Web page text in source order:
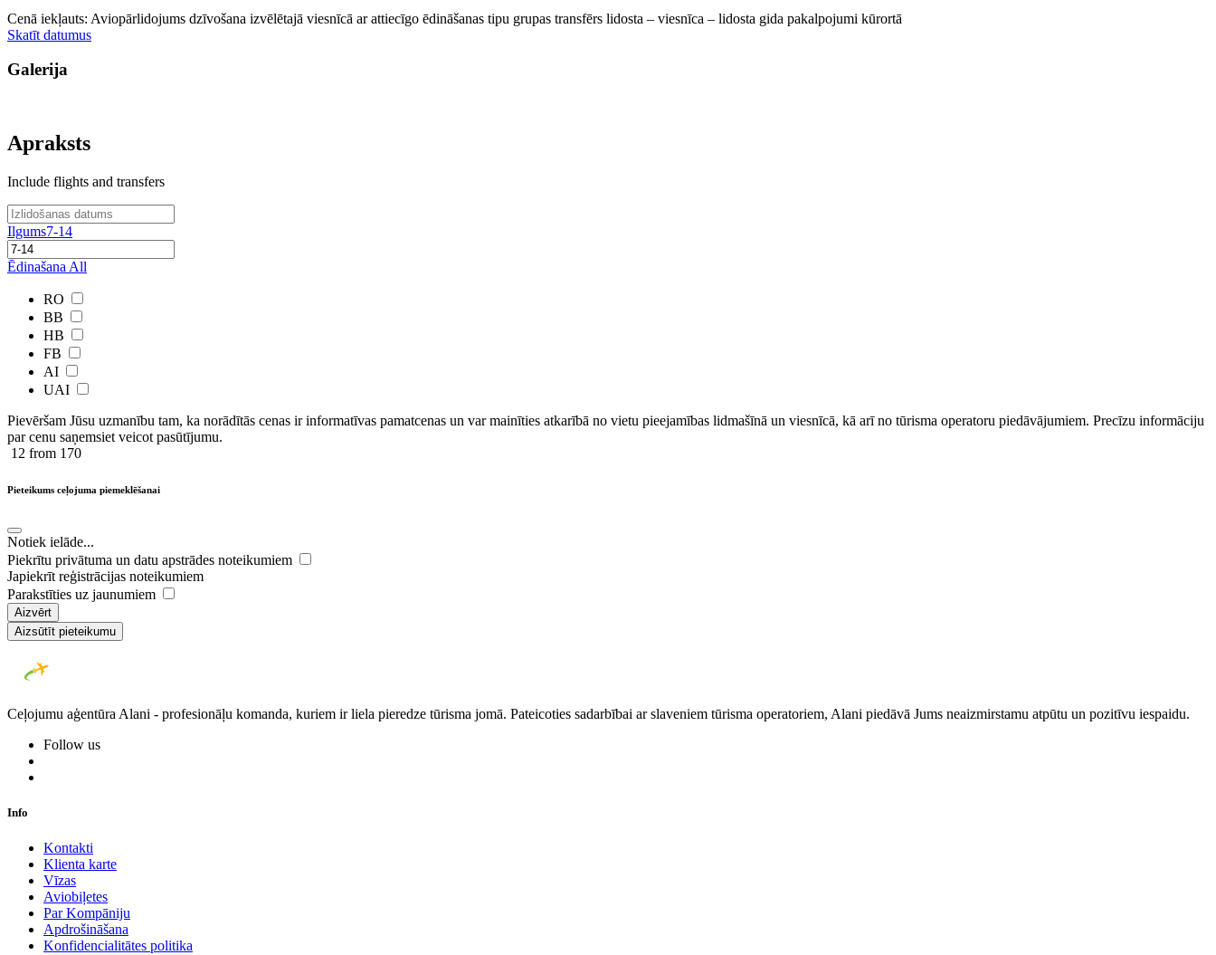
Cenā iekļauts: Aviopārlidojums dzīvošana izvēlētajā viesnīcā ar attiecīgo ēdināšanas tipu grupas transfērs lidosta – viesnīca – lidosta gida pakalpojumi kūrortā
Skatīt datumus
Galerija
Apraksts
Include flights and transfers
Ilgums7-14
Ēdinašana All
RO
BB
HB
FB
AI
UAI
Pievēršam Jūsu uzmanību tam, ka norādītās cenas ir ​informatīvas ​pamatcenas un var mainīties atkarībā ​no ​vietu pieejamības lidmašīnā un viesnīcā, kā arī no tūrisma operatoru piedāvājumiem. Precīzu informāciju
par cenu saņemsiet veicot pasūtījumu.
12 from 170
Pieteikums ceļojuma piemeklēšanai
Notiek ielāde...
Piekrītu privātuma un datu apstrādes noteikumiem
Japiekrīt reģistrācijas noteikumiem
Parakstīties uz jaunumiem
Aizvērt
Aizsūtīt pieteikumu
Ceļojumu aģentūra Alani - profesionāļu komanda, kuriem ir liela pieredze tūrisma jomā. Pateicoties sadarbībai ar slaveniem tūrisma operatoriem, Alani piedāvā Jums neaizmirstamu atpūtu un pozitīvu iespaidu.
Follow us
Info
Kontakti
Klienta karte
Vīzas
Aviobiļetes
Par Kompāniju
Apdrošināšana
Konfidencialitātes politika